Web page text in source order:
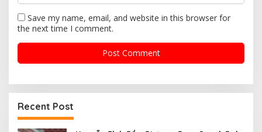
Save my name, email, and website in this browser for
the next time I comment.
Recent Post